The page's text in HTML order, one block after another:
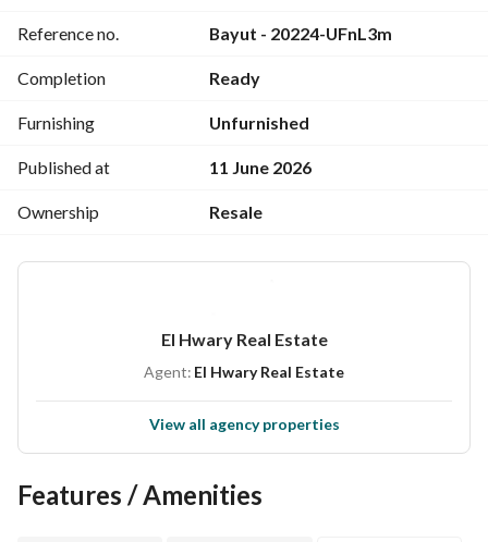
برج فخم وواجهة مميزة على الرئيسي
Reference no. Bayut - 20224-UFnL3m
Completion Ready
Furnishing Unfurnished
Published at 11 June 2026
Ownership Resale
El Hwary Real Estate
Agent: El Hwary Real Estate
View all agency properties
Features / Amenities